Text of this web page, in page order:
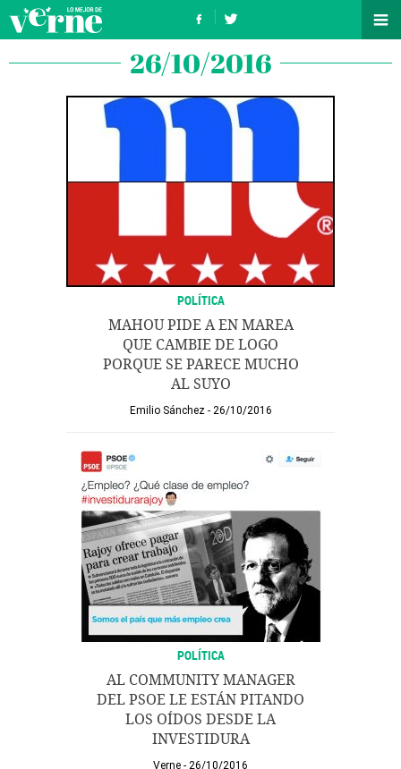
26/10/2016
POLÍTICA
MAHOU PIDE A EN MAREA
QUE CAMBIE DE LOGO
PORQUE SE PARECE MUCHO
AL SUYO
Emilio Sánchez 26/10/2016
POLÍTICA
AL COMMUNITY MANAGER
DEL PSOE LE ESTÁN PITANDO
LOS OÍDOS DESDE LA
INVESTIDURA
Verne 26/10/2016